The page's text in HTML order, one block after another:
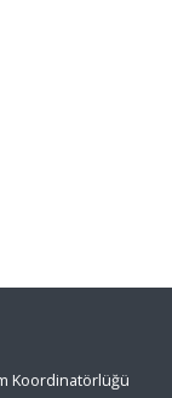
Koordinatörlüğü